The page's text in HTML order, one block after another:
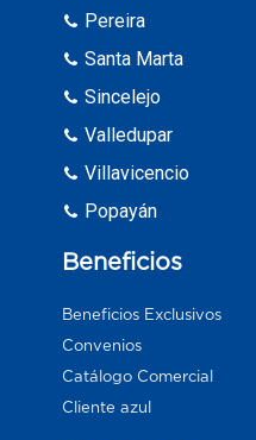
Pereira
Santa Marta
Sincelejo
Valledupar
Villavicencio
Popayán
Beneficios
Beneficios Exclusivos
Convenios
Catálogo Comercial
Cliente azul